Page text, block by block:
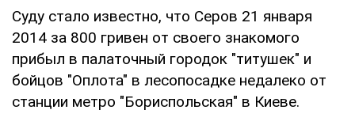
Суду стало известно, что Серов 21 января
2014 за 800 гривен от своего знакомого
прибыл в палаточный городок "титушек" и
бойцов "Оплота" в лесопосадке недалеко от
станции метро "Бориспольская" в Киеве.